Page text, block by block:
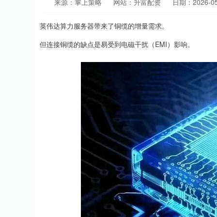
来源：掌上策略 网站：升富配资 日期：2026-
英伟达算力服务器带来了铜缆的增量需求。
但连接铜缆的缺点是易受到电磁干扰（EMI）影响。